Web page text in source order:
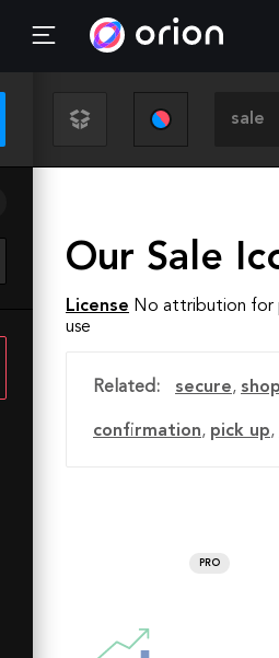
Our Sale
License No attribution for
use
Related: secure,
confirmation, pick up,
PRO